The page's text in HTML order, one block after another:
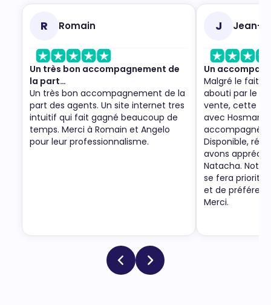
R Romain
Un très bon accompagnement de
la part…
Un très bon accompagnement de la
part des agents. Un site internet tres
intuitif qui fait gagné beaucoup de
temps. Merci à Romain et Angelo
pour leur professionnalisme.
J Jean-
Un
Malgré le fait
abouti par le
vente, cette
avec Hosman
accompagnée
Disponible, ré-
avons
Natacha.
se fera
et de
Merci.